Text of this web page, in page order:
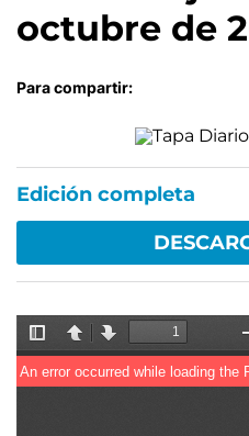
octubre de
Para compartir:
Edición completa